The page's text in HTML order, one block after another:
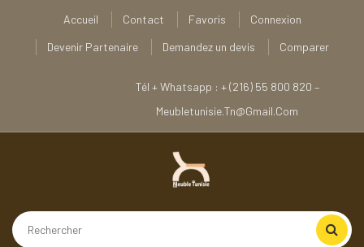
Accueil Contact Favoris
Connexion
Devenir Partenaire
Demandez un devis Comparer
Tél + Whatsapp : + (216) 55 800 820 –
Meubletunisie.tn@gmail.com